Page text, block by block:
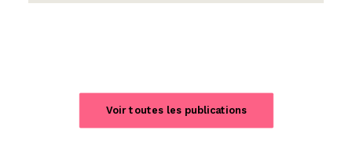
Voir toutes les publications